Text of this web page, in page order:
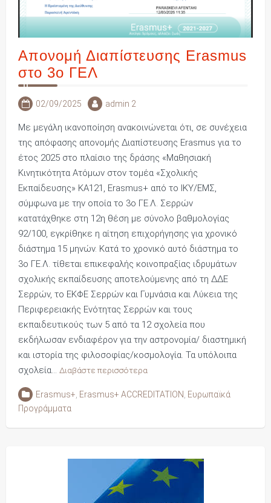
Aπονομή Διαπίστευσης Erasmus
στο 3ο ΓΕΛ
02/09/2025 admin 2
Με μεγάλη ικανοποίηση ανακοινώνεται ότι, σε συνέχεια
της απόφασης απονομής Διαπίστευσης Erasmus για το
έτος 2025 στο πλαίσιο της δράσης «Μαθησιακή
Κινητικότητα Ατόμων στον τομέα «Σχολικής
Εκπαίδευσης» ΚΑ121, Erasmus+ από το ΙΚΥ/ΕΜΣ,
σύμφωνα με την οποία το 3ο ΓΕ.Λ. Σερρών
κατατάχθηκε στη 12η θέση με σύνολο βαθμολογίας
92/100, εγκρίθηκε η αίτηση επιχορήγησης για χρονικό
διάστημα 15 μηνών. Κατά το χρονικό αυτό διάστημα το
3ο ΓΕ.Λ. τίθεται επικεφαλής κοινοπραξίας ιδρυμάτων
σχολικής εκπαίδευσης αποτελούμενης από τη ΔΔΕ
Σερρών, το ΕΚΦΕ Σερρών και Γυμνάσια και Λύκεια της
Περιφερειακής Ενότητας Σερρών και τους
εκπαιδευτικούς των 5 από τα 12 σχολεία που
εκδήλωσαν ενδιαφέρον για την αστρονομία/ διαστημική
και ιστορία της φιλοσοφίας/κοσμολογία. Τα υπόλοιπα
σχολεία… Διαβάστε περισσότερα
Erasmus+, Erasmus+ ACCREDITATION, Ευρωπαϊκά
Προγράμματα